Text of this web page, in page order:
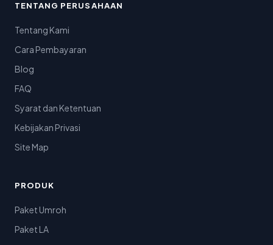
TENTANG PERUSAHAAN
Tentang Kami
Cara Pembayaran
Blog
FAQ
Syarat dan Ketentuan
Kebijakan Privasi
Site Map
PRODUK
Paket Umroh
Paket LA